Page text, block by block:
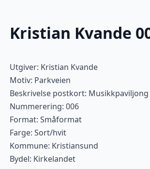
Kristian Kvande
Utgiver: Kristian Kvande
Motiv: Parkveien
Beskrivelse postkort: Musikkpaviljong
Nummerering: 006
Format: Småformat
Farge: Sort/hvit
Kommune: Kristiansund
Bydel: Kirkelandet